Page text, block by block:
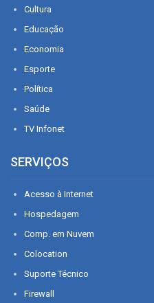
Cultura
Educação
Economia
Esporte
Política
Saúde
TV Infonet
SERVIÇOS
Acesso à Internet
Hospedagem
Comp. em Nuvem
Colocation
Suporte Técnico
Firewall